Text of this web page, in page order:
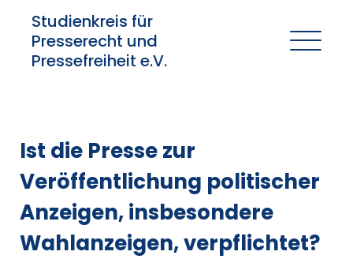
Studienkreis für
Presserecht und
Pressefreiheit e.V.
Ist die Presse zur
Veröffentlichung politischer
Anzeigen, insbesondere
Wahlanzeigen, verpflichtet?